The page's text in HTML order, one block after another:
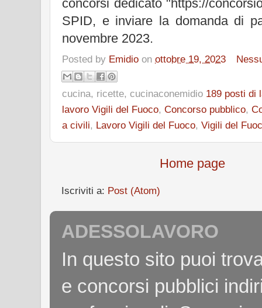
concorsi dedicato "https://
SPID, e inviare la domanda di
novembre 2023.
Posted by Emidio on ottobre 19, 2023
cucina, ricette, cucinaconemidio 189 posti di
lavoro Vigili del Fuoco, Concorso pubblico,
a civili, Lavoro Vigili del Fuoco, Vigili del
Home page
Iscriviti a: Post (Atom)
ADESSOLAVORO
In questo sito puoi
e concorsi pubblici